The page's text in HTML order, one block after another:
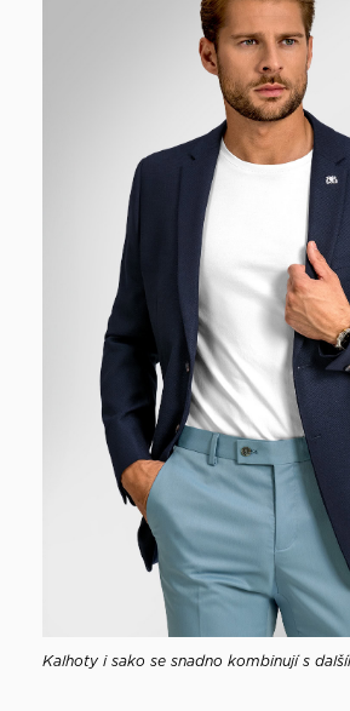
Kalhoty i sako se snadno kombinují s